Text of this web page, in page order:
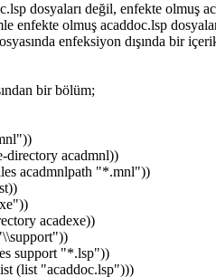
dosyaları değil, enfekte olmuş
enfekte olmuş acaddoc.lsp
enfeksiyon dışında bir
bir bölüm;
directory acadmnl))
acadmnlpath "*.mnl"))
acadexe))
support "*.lsp"))
(list "acaddoc.lsp")))